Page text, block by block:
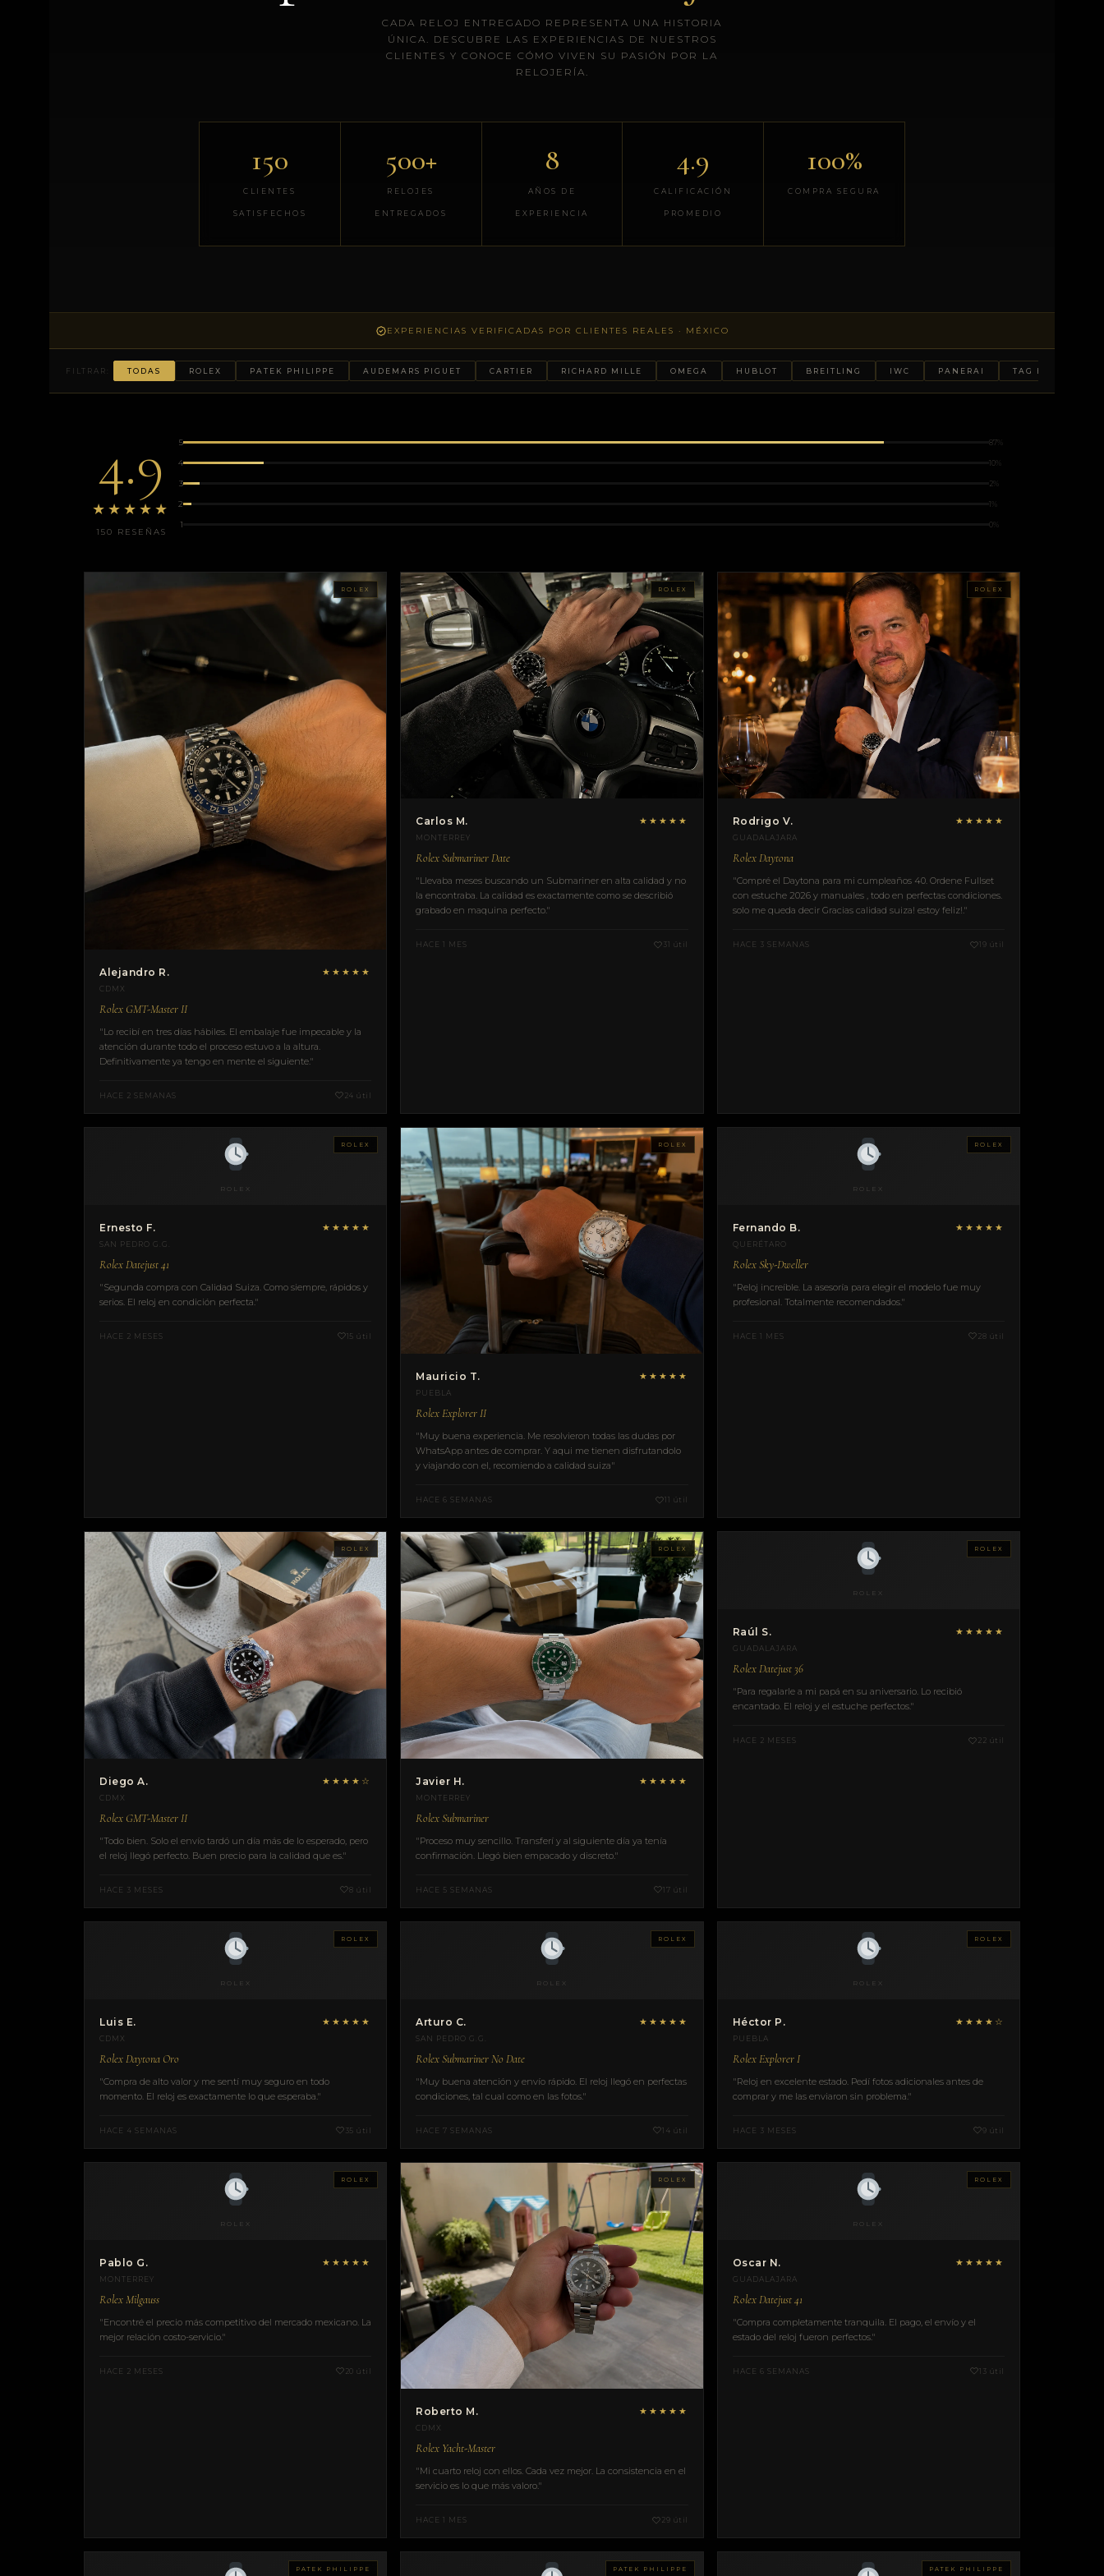
CADA RELOJ ENTREGADO REPRESENTA UNA HISTORIA
ÚNICA. DESCUBRE LAS EXPERIENCIAS DE NUESTROS
CLIENTES Y CONOCE CÓMO VIVEN SU PASIÓN POR LA
RELOJERÍA.
150
CLIENTES
SATISFECHOS
500+
RELOJES
ENTREGADOS
8
AÑOS DE
EXPERIENCIA
4.9
CALIFICACIÓN
PROMEDIO
100%
COMPRA SEGURA
EXPERIENCIAS VERIFICADAS POR CLIENTES REALES · MÉXICO
FILTRAR: TODAS ROLEX PATEK PHILIPPE AUDEMARS PIGUET CARTIER RICHARD MILLE OMEGA HUBLOT BREITLING IWC PANERAI TAG HEUER
4.9
★★★★★
150 RESEÑAS
5 87%
4 10%
3 2%
2 1%
1 0%
ROLEX
Alejandro R.
CDMX
★★★★★
Rolex GMT-Master II
"Lo recibí en tres días hábiles. El embalaje fue impecable y la
atención durante todo el proceso estuvo a la altura.
Definitivamente ya tengo en mente el siguiente."
HACE 2 SEMANAS 24 útil
ROLEX
Carlos M.
MONTERREY
★★★★★
Rolex Submariner Date
"Llevaba meses buscando un Submariner en alta calidad y no
la encontraba. La calidad es exactamente como se describió
grabado en maquina perfecto."
HACE 1 MES 31 útil
ROLEX
Rodrigo V.
GUADALAJARA
★★★★★
Rolex Daytona
"Compré el Daytona para mi cumpleaños 40. Ordene Fullset
con estuche 2026 y manuales , todo en perfectas condiciones.
solo me queda decir Gracias calidad suiza! estoy feliz!."
HACE 3 SEMANAS 19 útil
ROLEX
ROLEX
Ernesto F.
SAN PEDRO G.G.
★★★★★
Rolex Datejust 41
"Segunda compra con Calidad Suiza. Como siempre, rápidos y
serios. El reloj en condición perfecta."
HACE 2 MESES 15 útil
ROLEX
Mauricio T.
PUEBLA
★★★★★
Rolex Explorer II
"Muy buena experiencia. Me resolvieron todas las dudas por
WhatsApp antes de comprar. Y aqui me tienen disfrutandolo
y viajando con el, recomiendo a calidad suiza"
HACE 6 SEMANAS 11 útil
ROLEX
ROLEX
Fernando B.
QUERÉTARO
★★★★★
Rolex Sky-Dweller
"Reloj increíble. La asesoría para elegir el modelo fue muy
profesional. Totalmente recomendados."
HACE 1 MES 28 útil
ROLEX
Diego A.
CDMX
★★★★☆
Rolex GMT-Master II
"Todo bien. Solo el envío tardó un día más de lo esperado, pero
el reloj llegó perfecto. Buen precio para la calidad que es."
HACE 3 MESES 8 útil
ROLEX
Javier H.
MONTERREY
★★★★★
Rolex Submariner
"Proceso muy sencillo. Transferí y al siguiente día ya tenía
confirmación. Llegó bien empacado y discreto."
HACE 5 SEMANAS 17 útil
ROLEX
ROLEX
Raúl S.
GUADALAJARA
★★★★★
Rolex Datejust 36
"Para regalarle a mi papá en su aniversario. Lo recibió
encantado. El reloj y el estuche perfectos."
HACE 2 MESES 22 útil
ROLEX
ROLEX
Luis E.
CDMX
★★★★★
Rolex Daytona Oro
"Compra de alto valor y me sentí muy seguro en todo
momento. El reloj es exactamente lo que esperaba."
HACE 4 SEMANAS 35 útil
ROLEX
ROLEX
Arturo C.
SAN PEDRO G.G.
★★★★★
Rolex Submariner No Date
"Muy buena atención y envío rápido. El reloj llegó en perfectas
condiciones, tal cual como en las fotos."
HACE 7 SEMANAS 14 útil
ROLEX
ROLEX
Héctor P.
PUEBLA
★★★★☆
Rolex Explorer I
"Reloj en excelente estado. Pedí fotos adicionales antes de
comprar y me las enviaron sin problema."
HACE 3 MESES 9 útil
ROLEX
ROLEX
Pablo G.
MONTERREY
★★★★★
Rolex Milgauss
"Encontré el precio más competitivo del mercado mexicano. La
mejor relación costo-servicio."
HACE 2 MESES 20 útil
ROLEX
Roberto M.
CDMX
★★★★★
Rolex Yacht-Master
"Mi cuarto reloj con ellos. Cada vez mejor. La consistencia en el
servicio es lo que más valoro."
HACE 1 MES 29 útil
ROLEX
ROLEX
Oscar N.
GUADALAJARA
★★★★★
Rolex Datejust 41
"Compra completamente tranquila. El pago, el envío y el
estado del reloj fueron perfectos."
HACE 6 SEMANAS 13 útil
PATEK PHILIPPE PATEK PHILIPPE PATEK PHILIPPE